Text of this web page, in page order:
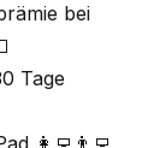
bei
Tage